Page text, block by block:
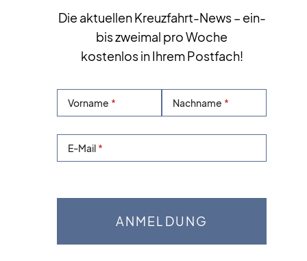
Die aktuellen Kreuzfahrt-News – ein-
bis zweimal pro Woche
kostenlos in Ihrem Postfach!
Vorname Nachname
E-Mail